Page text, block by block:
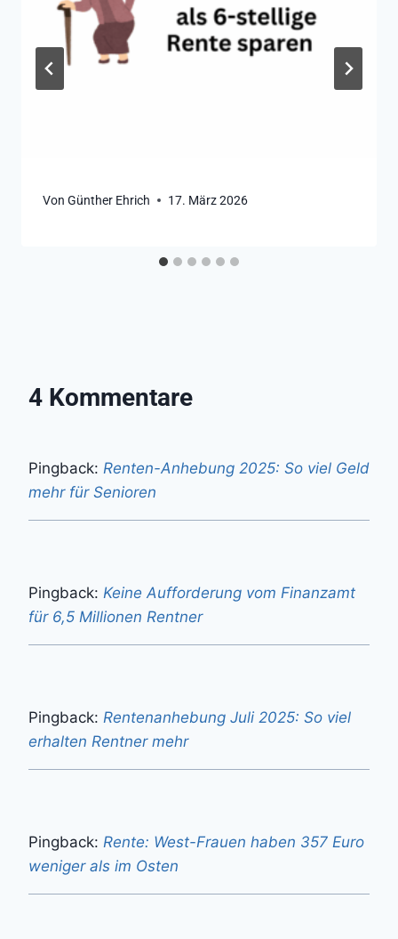
Von Günther Ehrich 17. März 2026
4 Kommentare
Pingback: Renten-Anhebung 2025: So viel Geld
mehr für Senioren
Pingback: Keine Aufforderung vom Finanzamt
für 6,5 Millionen Rentner
Pingback: Rentenanhebung Juli 2025: So viel
erhalten Rentner mehr
Pingback: Rente: West-Frauen haben 357 Euro
weniger als im Osten